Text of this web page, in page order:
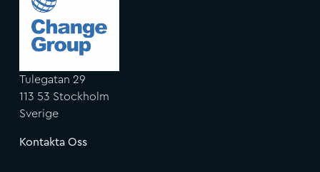
Tulegatan 29
113 53 Stockholm
Sverige
Kontakta Oss